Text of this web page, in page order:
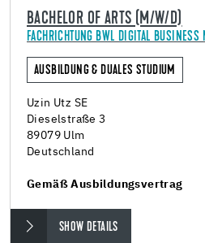
BACHELOR OF ARTS (M/W/D)
FACHRICHTUNG BWL DIGITAL BUSINESS
AUSBILDUNG & DUALES STUDIUM
Uzin Utz SE
Dieselstraße 3
89079 Ulm
Deutschland
Gemäß Ausbildungsvertrag
SHOW DETAILS